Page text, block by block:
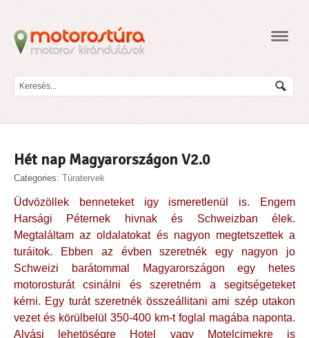
Hét nap Magyarországon V2.0
Categories: Túratervek
Üdvözöllek benneteket igy ismeretlenül is. Engem
Harsági Péternek hivnak és Schweizban élek.
Megtaláltam az oldalatokat és nagyon megtetszettek a
turáitok. Ebben az évben szeretnék egy nagyon jo
Schweizi barátommal Magyarországon egy hetes
motorosturát csinálni és szeretném a segitségeteket
kérni. Egy turát szeretnék összeállitani ami szép utakon
vezet és körülbelül 350-400 km-t foglal magába naponta.
Alvási lehetöségre Hotel vagy Motelcimekre is